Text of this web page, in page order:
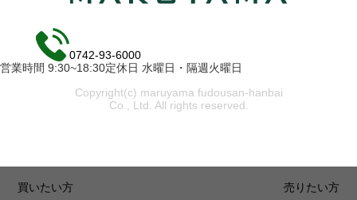
0742-93-6000
営業時間 9:30~18:30定休日 水曜日・隔週火曜日
Copyright(c) maruyama fudousan-hanbai
Co., Ltd. All rights reserved.
買いたい方 売りたい方